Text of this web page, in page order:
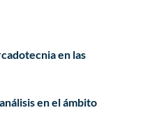
en las
en el ámbito